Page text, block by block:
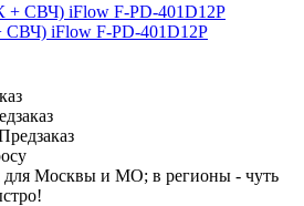
iFlow F-PD-401D12P
Москвы и МО; в регионы - чуть